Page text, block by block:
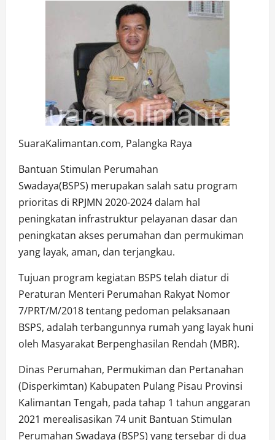
SuaraKalimantan.com, Palangka Raya
Bantuan Stimulan Perumahan
Swadaya(BSPS) merupakan salah satu program
prioritas di RPJMN 2020-2024 dalam hal
peningkatan infrastruktur pelayanan dasar dan
peningkatan akses perumahan dan permukiman
yang layak, aman, dan terjangkau.
Tujuan program kegiatan BSPS telah diatur di
Peraturan Menteri Perumahan Rakyat Nomor
7/PRT/M/2018 tentang pedoman pelaksanaan
BSPS, adalah terbangunnya rumah yang layak huni
oleh Masyarakat Berpenghasilan Rendah (MBR).
Dinas Perumahan, Permukiman dan Pertanahan
(Disperkimtan) Kabupaten Pulang Pisau Provinsi
Kalimantan Tengah, pada tahap 1 tahun anggaran
2021 merealisasikan 74 unit Bantuan Stimulan
Perumahan Swadaya (BSPS) yang tersebar di dua